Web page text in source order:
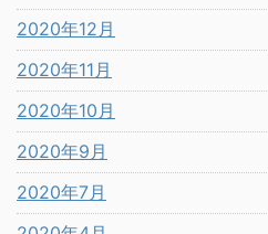
2020年12月
2020年11月
2020年10月
2020年9月
2020年7月